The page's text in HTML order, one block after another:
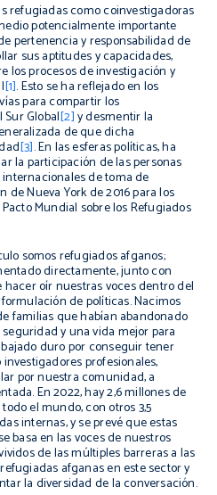
refugiadas como coinvestigadoras
potencialmente importante
pertenencia y responsabilidad de
sus aptitudes y capacidades,
los procesos de investigación y
[1]. Esto se ha reflejado en los
para compartir los
Global[2]y desmentir la
de que dicha
[3]. En las esferas políticas, ha
la participación de las personas
de toma de
Nueva York de 2016 para los
Mundial sobre los Refugiados
somos refugiados afganos;
directamente, junto con
oír nuestras voces dentro del
de políticas. Nacimos
familias que habían abandonado
y una vida mejor para
duro por conseguir tener
profesionales,
por nuestra comunidad, a
En 2022, hay 2,6 millones de
el mundo, con otros 3,5
internas, y se prevé que estas
basa en las voces de nuestros
de las múltiples barreras a las
afganas en este sector y
la diversidad de la conversación.